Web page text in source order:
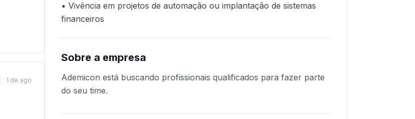
1 de ago
• Vivência em projetos de automação ou implantação de sistemas
financeiros
Sobre a empresa
Ademicon está buscando profissionais qualificados para fazer parte
do seu time.